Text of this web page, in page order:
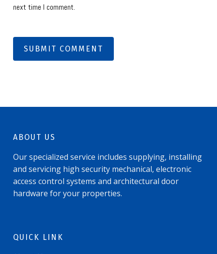
next time I comment.
ABOUT US
Our specialized service includes supplying, installing
and servicing high security mechanical, electronic
access control systems and architectural door
hardware for your properties.
QUICK LINK